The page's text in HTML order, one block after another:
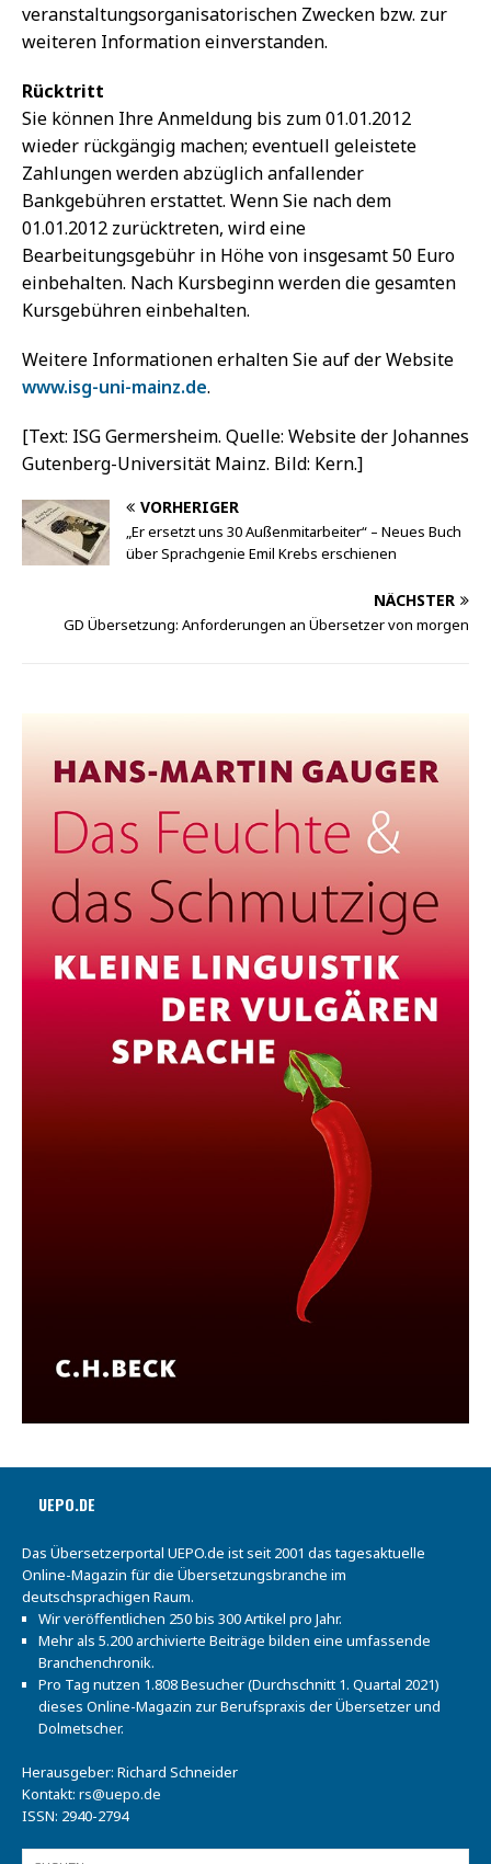
veranstaltungsorganisatorischen Zwecken bzw. zur
weiteren Information einverstanden.
Rücktritt
Sie können Ihre Anmeldung bis zum 01.01.2012
wieder rückgängig machen; eventuell geleistete
Zahlungen werden abzüglich anfallender
Bankgebühren erstattet. Wenn Sie nach dem
01.01.2012 zurücktreten, wird eine
Bearbeitungsgebühr in Höhe von insgesamt 50 Euro
einbehalten. Nach Kursbeginn werden die gesamten
Kursgebühren einbehalten.
Weitere Informationen erhalten Sie auf der Website
www.isg-uni-mainz.de.
[Text: ISG Germersheim. Quelle: Website der Johannes
Gutenberg-Universität Mainz. Bild: Kern.]
VORHERIGER
„Er ersetzt uns 30 Außenmitarbeiter“ – Neues Buch
über Sprachgenie Emil Krebs erschienen
NÄCHSTER
GD Übersetzung: Anforderungen an Übersetzer von morgen
UEPO.DE
Das Übersetzerportal UEPO.de ist seit 2001 das tagesaktuelle
Online-Magazin für die Übersetzungsbranche im
deutschsprachigen Raum.
Wir veröffentlichen 250 bis 300 Artikel pro Jahr.
Mehr als 5.200 archivierte Beiträge bilden eine umfassende
Branchenchronik.
Pro Tag nutzen 1.808 Besucher (Durchschnitt 1. Quartal 2021)
dieses Online-Magazin zur Berufspraxis der Übersetzer und
Dolmetscher.
Herausgeber: Richard Schneider
Kontakt: rs@uepo.de
ISSN: 2940-2794